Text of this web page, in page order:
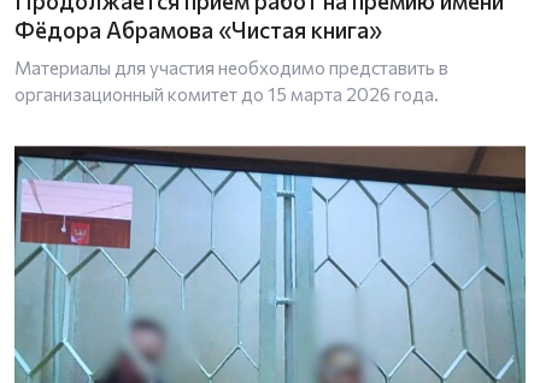
Фёдора Абрамова «Чистая книга»
Материалы для участия необходимо представить в
организационный комитет до 15 марта 2026 года.